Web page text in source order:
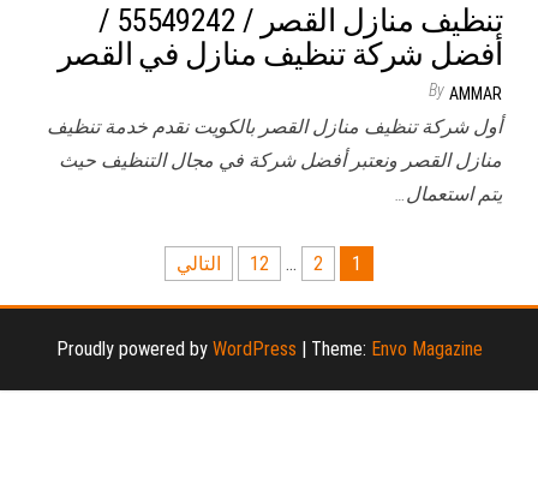
تنظيف منازل القصر / 55549242 /
أفضل شركة تنظيف منازل في القصر
By AMMAR
أول شركة تنظيف منازل القصر بالكويت نقدم خدمة تنظيف
منازل القصر ونعتبر أفضل شركة في مجال التنظيف حيث
يتم استعمال…
صفحات
المقالات
1
2
…
12 التالي
Proudly powered by WordPress | Theme: Envo Magazine